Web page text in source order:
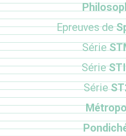
Epreuves de
Série
Série
Série